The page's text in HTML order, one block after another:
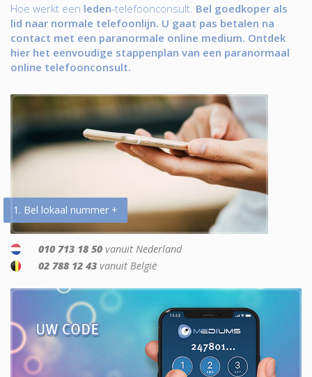
Hoe werkt een leden-telefoonconsult. Bel goedkoper als
lid naar normale telefoonlijn. U gaat pas betalen na
contact met een paranormale online medium. Ontdek
hier het eenvoudige stappenplan van een paranormaal
online telefoonconsult.
1. Bel lokaal nummer +
010 713 18 50 vanuit Nederland
02 788 12 43 vanuit België